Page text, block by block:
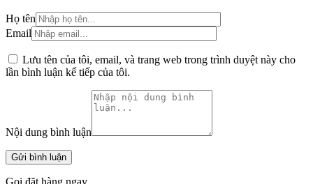
Họ tên
Email
Lưu tên của tôi, email, và trang web trong trình duyệt này cho
lần bình luận kế tiếp của tôi.
Nội dung bình luận
Gọi đặt hàng ngay